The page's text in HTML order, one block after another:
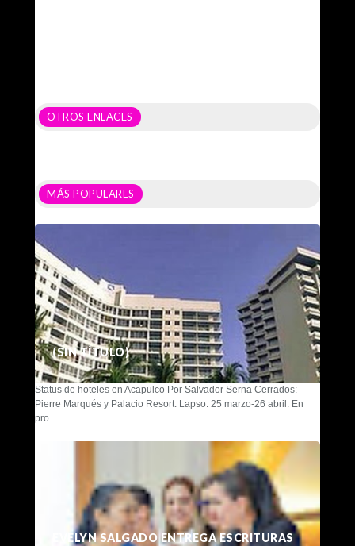
OTROS ENLACES
MÁS POPULARES
(SIN TÍTULO)
Status de hoteles en Acapulco Por Salvador Serna Cerrados:
Pierre Marqués y Palacio Resort. Lapso: 25 marzo-26 abril. En
pro...
EVELYN SALGADO ENTREGA ESCRITURAS